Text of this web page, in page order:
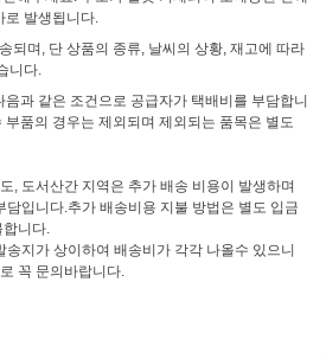
로 발생됩니다.
되며, 단 상품의 종류, 날씨의 상황, 재고에 따라
니다.
과 같은 조건으로 공급자가 택배비를 부담합니
부품의 경우는 제외되며 제외되는 품목은 별도
, 도서산간 지역은 추가 배송 비용이 발생하며
담입니다.추가 배송비용 지불 방법은 별도 입금
합니다.
지가 상이하여 배송비가 각각 나올수 있으니
꼭 문의바랍니다.